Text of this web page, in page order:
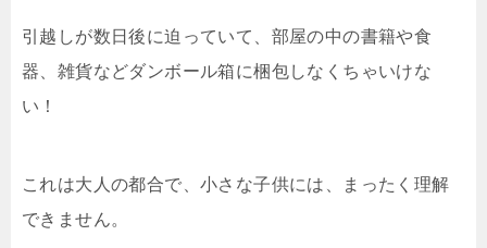
引越しが数日後に迫っていて、部屋の中の書籍や食
器、雑貨などダンボール箱に梱包しなくちゃいけな
い！
これは大人の都合で、小さな子供には、まったく理解
できません。